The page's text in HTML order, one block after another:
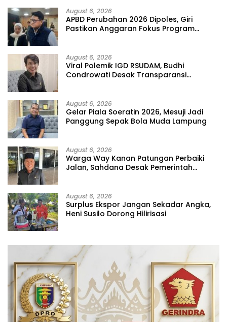
August 6, 2026
APBD Perubahan 2026 Dipoles, Giri
Pastikan Anggaran Fokus Program
August 6, 2026
Viral Polemik IGD RSUDAM, Budhi
Condrowati Desak Transparansi
August 6, 2026
Gelar Piala Soeratin 2026, Mesuji Jadi
Panggung Sepak Bola Muda Lampung
August 6, 2026
Warga Way Kanan Patungan Perbaiki
Jalan, Sahdana Desak Pemerintah
August 6, 2026
Surplus Ekspor Jangan Sekadar Angka,
Heni Susilo Dorong Hilirisasi